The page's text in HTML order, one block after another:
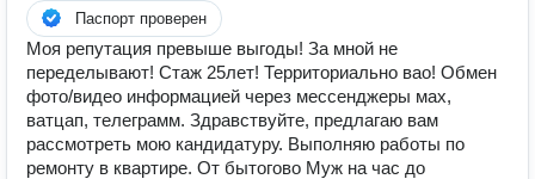
Паспорт проверен
Моя репутация превыше выгоды! За мной не
переделывают! Стаж 25лет! Территориально вао! Обмен
фото/видео информацией через мессенджеры мах,
ватцап, телеграмм. Здравствуйте, предлагаю вам
рассмотреть мою кандидатуру. Выполняю работы по
ремонту в квартире. От бытогово Муж на час до